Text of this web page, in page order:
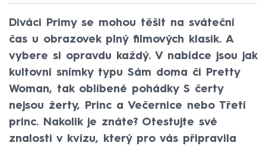
Diváci Primy se mohou těšit na sváteční
čas u obrazovek plný filmových klasik. A
vybere si opravdu každý. V nabídce jsou jak
kultovní snímky typu Sám doma či Pretty
Woman, tak oblíbené pohádky S čerty
nejsou žerty, Princ a Večernice nebo Třetí
princ. Nakolik je znáte? Otestujte své
znalosti v kvízu, který pro vás připravila